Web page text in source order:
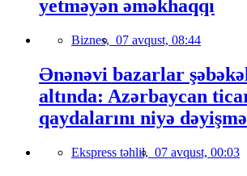
yetməyən əməkhaqqı
Biznes, 07 avqust, 08:44
Ənənəvi bazarlar
altında: Azərbaycan
qaydalarını niyə
Ekspress təhlil, 07 avqust, 00:03